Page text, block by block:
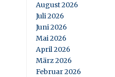
August 2026
Juli 2026
Juni 2026
Mai 2026
April 2026
März 2026
Februar 2026